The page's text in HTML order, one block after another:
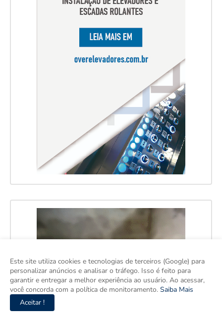
Este site utiliza cookies e tecnologias de terceiros (Google) para
personalizar anúncios e analisar o tráfego. Isso é feito para
garantir e entregar a melhor experiência ao usuário. Ao acessar,
você concorda com a política de monitoramento. Saiba Mais
Aceitar !